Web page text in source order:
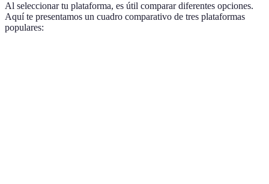
Al seleccionar tu plataforma, es útil comparar diferentes opciones.
Aquí te presentamos un cuadro comparativo de tres plataformas
populares: